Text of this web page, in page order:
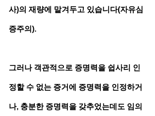
사)의 재량에 맡겨두고 있습니다(자유심
증주의).
그러나 객관적으로 증명력을 쉽사리 인
정할 수 없는 증거에 증명력을 인정하거
나, 충분한 증명력을 갖추었는데도 임의